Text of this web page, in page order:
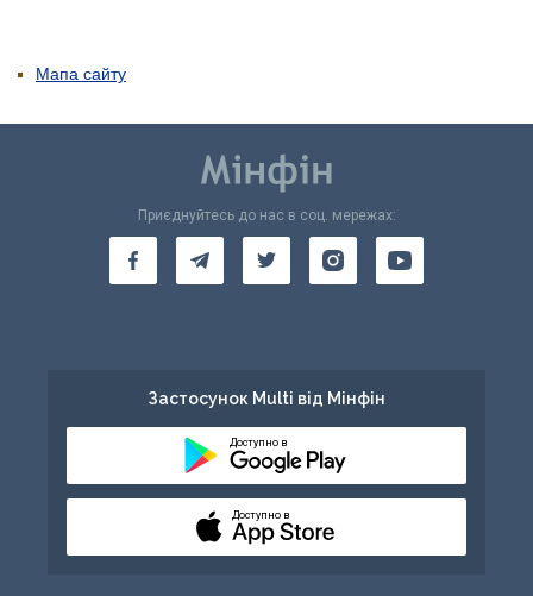
Мапа сайту
Приєднуйтесь до нас в соц. мережах:
Застосунок Multi від Мінфін
Доступно в
Доступно в